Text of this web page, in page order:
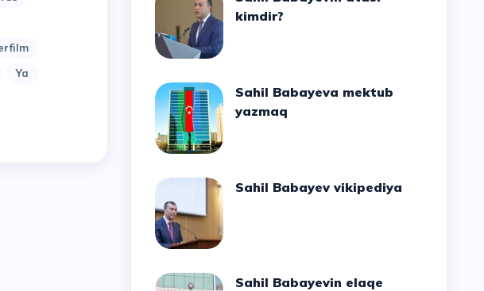
Ya
kimdir?
Sahil Babayeva mektub
yazmaq
Sahil Babayev vikipediya
Sahil Babayevin elaqe